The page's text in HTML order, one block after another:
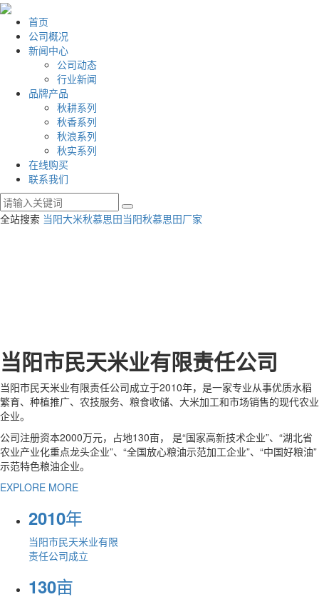
首页
公司概况
新闻中心
公司动态
行业新闻
品牌产品
秋耕系列
秋香系列
秋浪系列
秋实系列
在线购买
联系我们
全站搜索 当阳大米秋慕思田当阳秋慕思田厂家
当阳市民天米业有限责任公司
当阳市民天米业有限责任公司成立于2010年，是一家专业从事优质水稻
繁育、种植推广、农技服务、粮食收储、大米加工和市场销售的现代农业
企业。
公司注册资本2000万元，占地130亩， 是“国家高新技术企业”、“湖北省
农业产业化重点龙头企业”、“全国放心粮油示范加工企业”、“中国好粮油”
示范特色粮油企业。
EXPLORE MORE
2010年
当阳市民天米业有限
责任公司成立
130亩